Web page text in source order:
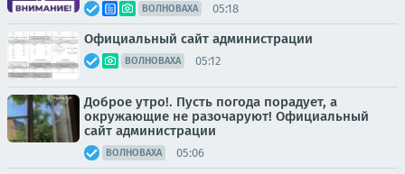
ВОЛНОВАХА 05:18
Официальный сайт администрации
ВОЛНОВАХА 05:12
Доброе утро!. Пусть погода порадует, а
окружающие не разочаруют! Официальный
сайт администрации
ВОЛНОВАХА 05:06